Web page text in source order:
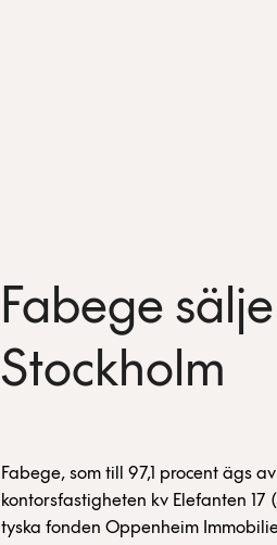
Fabege
Stockholm
Fabege, som till 97,1 procent ägs
kontorsfastigheten kv Elefanten 17
tyska fonden Oppenheim